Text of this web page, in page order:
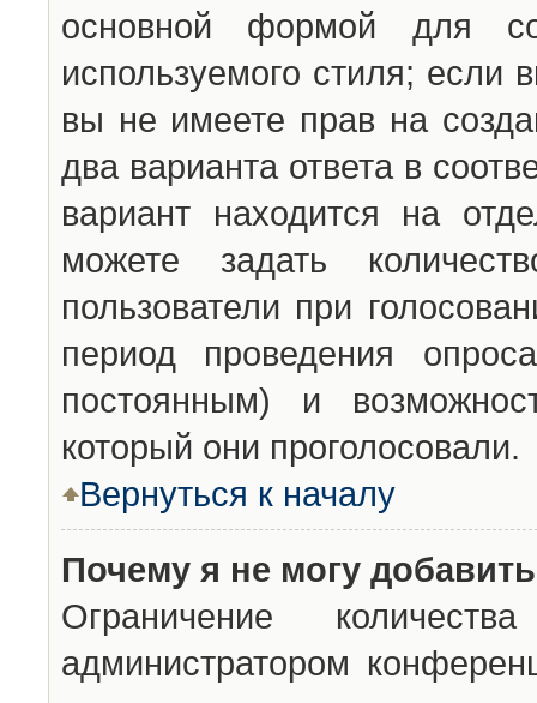
основной формой для
используемого стиля; если
вы не имеете прав на
два варианта ответа в
вариант находится на
можете задать
пользователи при
период проведения
постоянным) и
который они проголосовали.
Вернуться к началу
Почему я не могу
Ограничение
администратором